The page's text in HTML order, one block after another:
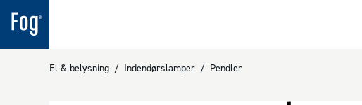
El & belysning / Indendørslamper / Pendler